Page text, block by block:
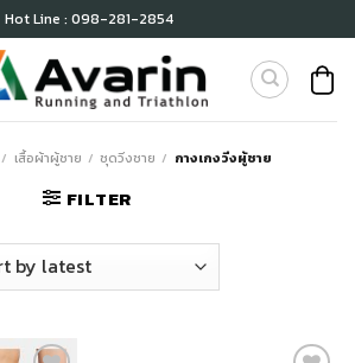
Hot Line : 098-281-2854
/ เสื้อผ้าผู้ชาย / ชุดวิ่งชาย / กางเกงวิ่งผู้ชาย
FILTER